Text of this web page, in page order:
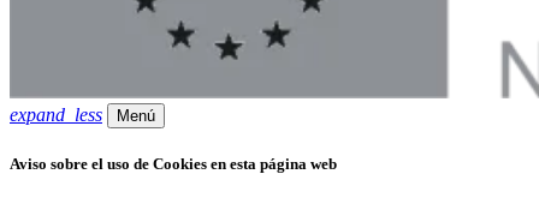
expand_less Menú
Aviso sobre el uso de Cookies en esta página web